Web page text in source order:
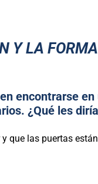
Y LA
encontrarse
¿Qué les
que las puertas